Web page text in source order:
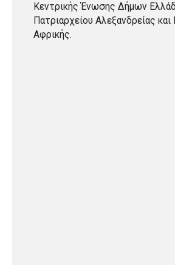
Κεντρικής Ένωσης Δήμων
Πατριαρχείου Αλεξανδρείας
Αφρικής.